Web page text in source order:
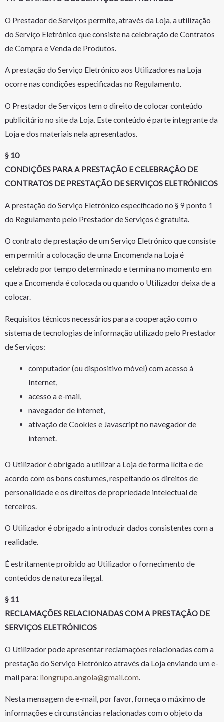
O Prestador de Serviços permite, através da Loja, a utilização
do Serviço Eletrónico que consiste na celebração de Contratos
de Compra e Venda de Produtos.
A prestação do Serviço Eletrónico aos Utilizadores na Loja
ocorre nas condições especificadas no Regulamento.
O Prestador de Serviços tem o direito de colocar conteúdo
publicitário no site da Loja. Este conteúdo é parte integrante da
Loja e dos materiais nela apresentados.
§ 10
CONDIÇÕES PARA A PRESTAÇÃO E CELEBRAÇÃO DE
CONTRATOS DE PRESTAÇÃO DE SERVIÇOS ELETRÓNICOS
A prestação do Serviço Eletrónico especificado no § 9 ponto 1
do Regulamento pelo Prestador de Serviços é gratuita.
O contrato de prestação de um Serviço Eletrónico que consiste
em permitir a colocação de uma Encomenda na Loja é
celebrado por tempo determinado e termina no momento em
que a Encomenda é colocada ou quando o Utilizador deixa de a
colocar.
Requisitos técnicos necessários para a cooperação com o
sistema de tecnologias de informação utilizado pelo Prestador
de Serviços:
computador (ou dispositivo móvel) com acesso à
Internet,
acesso a e-mail,
navegador de internet,
ativação de Cookies e Javascript no navegador de
internet.
O Utilizador é obrigado a utilizar a Loja de forma lícita e de
acordo com os bons costumes, respeitando os direitos de
personalidade e os direitos de propriedade intelectual de
terceiros.
O Utilizador é obrigado a introduzir dados consistentes com a
realidade.
É estritamente proibido ao Utilizador o fornecimento de
conteúdos de natureza ilegal.
§ 11
RECLAMAÇÕES RELACIONADAS COM A PRESTAÇÃO DE
SERVIÇOS ELETRÓNICOS
O Utilizador pode apresentar reclamações relacionadas com a
prestação do Serviço Eletrónico através da Loja enviando um e-
mail para: liongrupo.angola@gmail.com
Nesta mensagem de e-mail, por favor, forneça o máximo de
informações e circunstâncias relacionadas com o objeto da